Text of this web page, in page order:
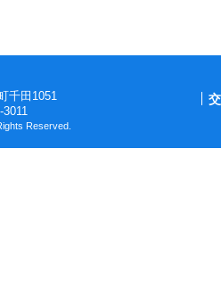
千田1051
Reserved.